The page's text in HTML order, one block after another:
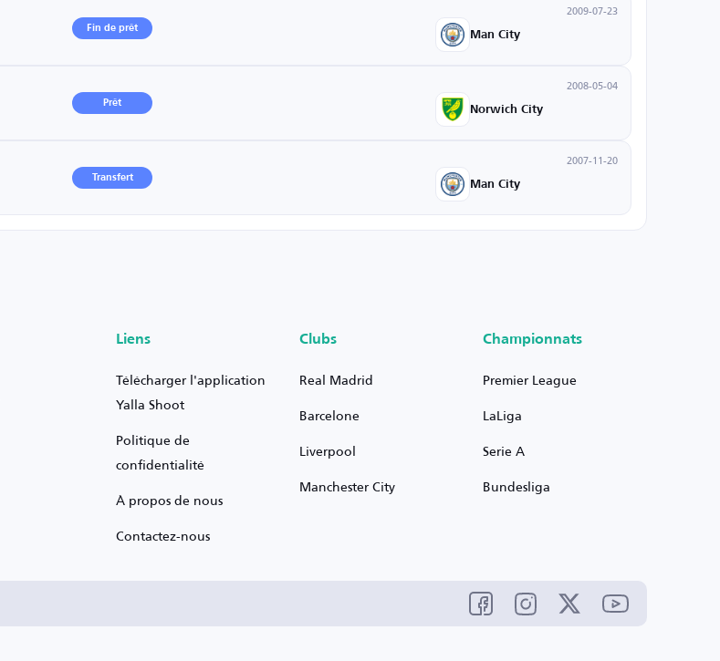
Fin de prêt
2009-07-23
Man City
Prêt
2008-05-04
Norwich City
Transfert
2007-11-20
Man City
Liens
Télécharger l'application
Yalla Shoot
Politique de
confidentialité
À propos de nous
Contactez-nous
Clubs
Real Madrid
Barcelone
Liverpool
Manchester City
Championnats
Premier League
LaLiga
Serie A
Bundesliga